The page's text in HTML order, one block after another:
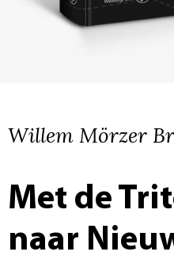
Willem Mörzer
Met de
naar